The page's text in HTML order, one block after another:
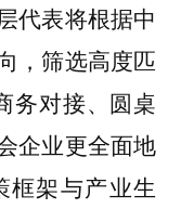
代表将根据中
，筛选高度匹
务对接、圆桌
企业更全面地
框架与产业生